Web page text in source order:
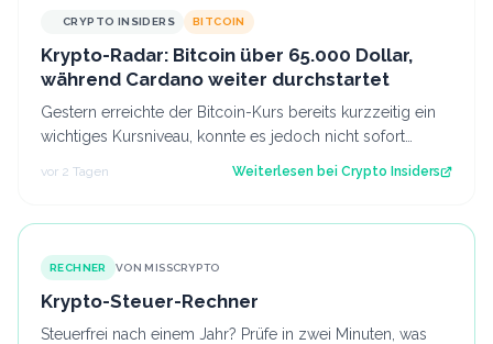
CRYPTO INSIDERS BITCOIN
Krypto-Radar: Bitcoin über 65.000 Dollar,
während Cardano weiter durchstartet
Gestern erreichte der Bitcoin-Kurs bereits kurzzeitig ein
wichtiges Kursniveau, konnte es jedoch nicht sofort
überwinden. Heute scheinen neu…
vor 2 Tagen Weiterlesen bei Crypto Insiders
RECHNER VON MISSCRYPTO
Krypto-Steuer-Rechner
Steuerfrei nach einem Jahr? Prüfe in zwei Minuten, was